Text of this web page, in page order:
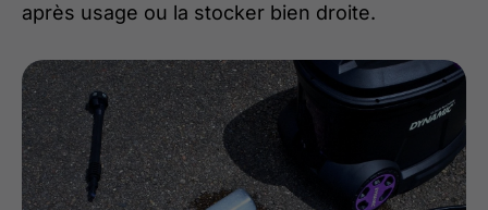
après usage ou la stocker bien droite.